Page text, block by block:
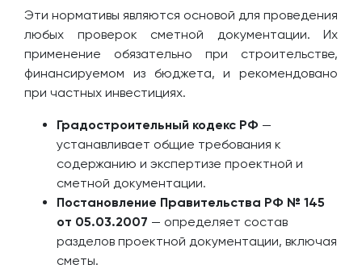
Эти нормативы являются основой для проведения
любых проверок сметной документации. Их
применение обязательно при строительстве,
финансируемом из бюджета, и рекомендовано
при частных инвестициях.
Градостроительный кодекс РФ —
устанавливает общие требования к
содержанию и экспертизе проектной и
сметной документации.
Постановление Правительства РФ № 145
от 05.03.2007 — определяет состав
разделов проектной документации, включая
сметы.